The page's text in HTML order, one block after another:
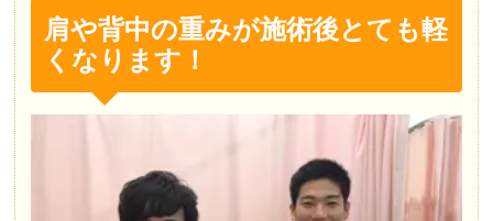
肩や背中の重みが施術後とても軽
くなります！